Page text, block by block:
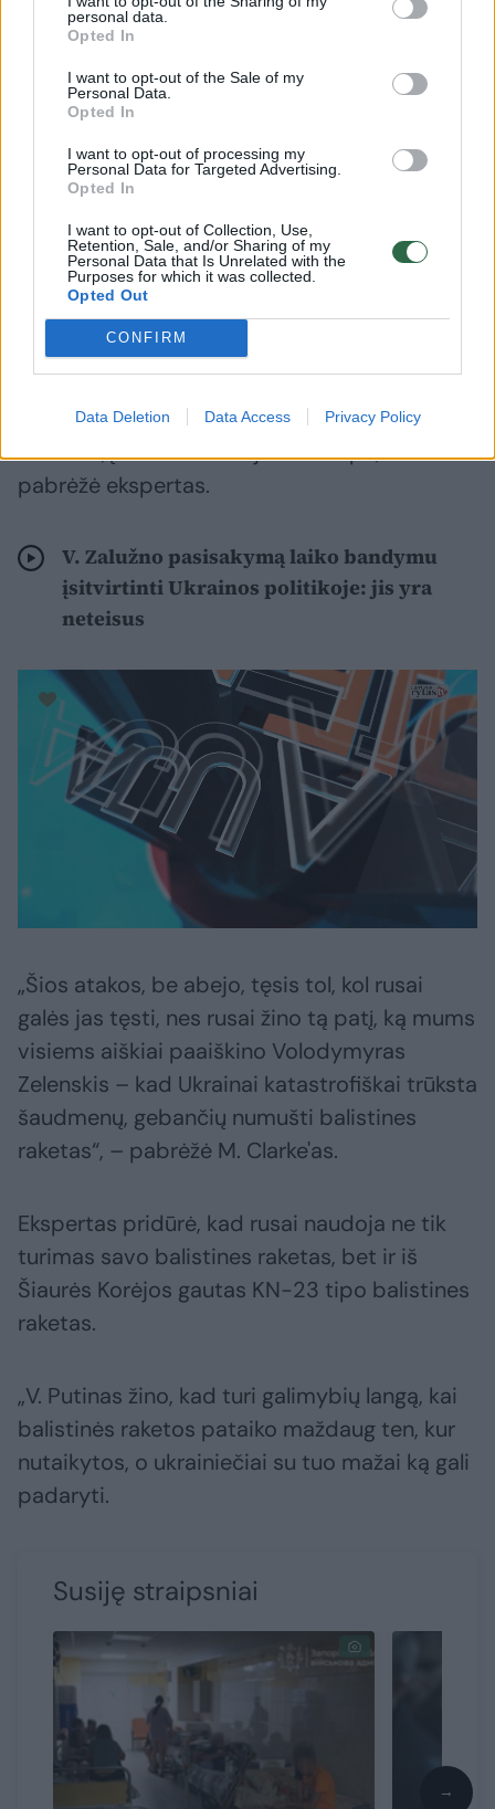
personal data.
Opted In
I want to opt-out of the Sale of my
Personal Data.
Opted In
I want to opt-out of processing my
Personal Data for Targeted Advertising.
Opted In
I want to opt-out of Collection, Use,
Retention, Sale, and/or Sharing of my
Personal Data that Is Unrelated with the
Purposes for which it was collected.
Opted Out
CONFIRM
Data Deletion Data Access Privacy Policy
„Sky News“ dėstė britų karybos analitikas
Michaelas Clarke’as.
Jis pažymėjo, kad pastarosiomis savaitėmis
rusai ypač įnirtingai atakuoja Kyjivą
balistinėmis raketomis, kurių ukrainiečiai
Kaip pavyzdį jis pateikė paskutinę tokią
ataką, kai Gynybos pajėgos numušė 90 proc.
Rusijos bepiločių orlaivių, tačiau nė vienos
balistinės raketos pasiekė būtent tuos
taikinius, į kuriuos rusai jas nukreipė, –
pabrėžė ekspertas.
V. Zalužno pasisakymą laiko bandymu
įsitvirtinti Ukrainos politikoje: jis yra
neteisus
„Šios atakos, be abejo, tęsis tol, kol rusai
galės jas tęsti, nes rusai žino tą patį, ką mums
visiems aiškiai paaiškino Volodymyras
Zelenskis – kad Ukrainai katastrofiškai trūksta
šaudmenų, gebančių numušti balistines
raketas“, – pabrėžė M. Clarke'as.
Ekspertas pridūrė, kad rusai naudoja ne tik
turimas savo balistines raketas, bet ir iš
Šiaurės Korėjos gautas KN-23 tipo balistines
raketas.
„V. Putinas žino, kad turi galimybių langą, kai
balistinės raketos pataiko maždaug ten, kur
nutaikytos, o ukrainiečiai su tuo mažai ką gali
padaryti.
Susiję straipsniai
→